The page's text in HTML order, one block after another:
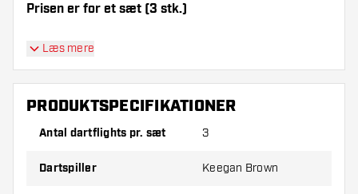
Prisen er for et sæt (3 stk.)
Dartshopper-tip!
Sørg for, at du har masser af flights og shafts
på lager. Disse kan blive beskadiget eller
Prøv en anden form, et andet materiale eller en
Læs mere
PRODUKTSPECIFIKATIONER
Antal dartflights pr. sæt 3
Dartspiller Keegan Brown